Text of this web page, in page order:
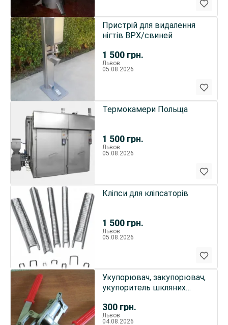
1 500 грн.
Пристрій для видалення
нігтів ВРХ/свиней
Львов
05.08.2026
1 500 грн.
Термокамери Польща
Львов
05.08.2026
1 500 грн.
Кліпси для кліпсаторів
Львов
05.08.2026
300 грн.
Укупорювач, закупорювач,
укупоритель шкляних
Італія.
Львов
04.08.2026